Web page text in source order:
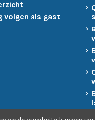
volgen als gast